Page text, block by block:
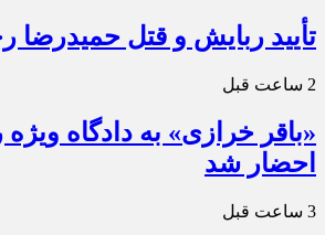
تأیید ربایش و قتل حمیدرضا
2 ساعت قبل
«باقر خرازی» به دادگاه
احضار شد
3 ساعت قبل